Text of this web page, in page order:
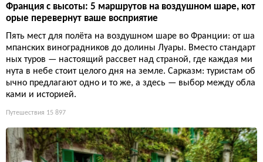
Франция с высоты: 5 маршрутов на воздушном шаре, кот
орые перевернут ваше восприятие
Пять мест для полёта на воздушном шаре во Франции: от ша
мпанских виноградников до долины Луары. Вместо стандарт
ных туров — настоящий рассвет над страной, где каждая ми
нута в небе стоит целого дня на земле. Сарказм: туристам об
ычно предлагают одно и то же, а здесь — выбор между обла
ками и историей.
Путешествия 15 897